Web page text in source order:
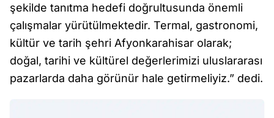
şekilde tanıtma hedefi doğrultusunda önemli
çalışmalar yürütülmektedir. Termal, gastronomi,
kültür ve tarih şehri Afyonkarahisar olarak;
doğal, tarihi ve kültürel değerlerimizi uluslararası
pazarlarda daha görünür hale getirmeliyiz.” dedi.